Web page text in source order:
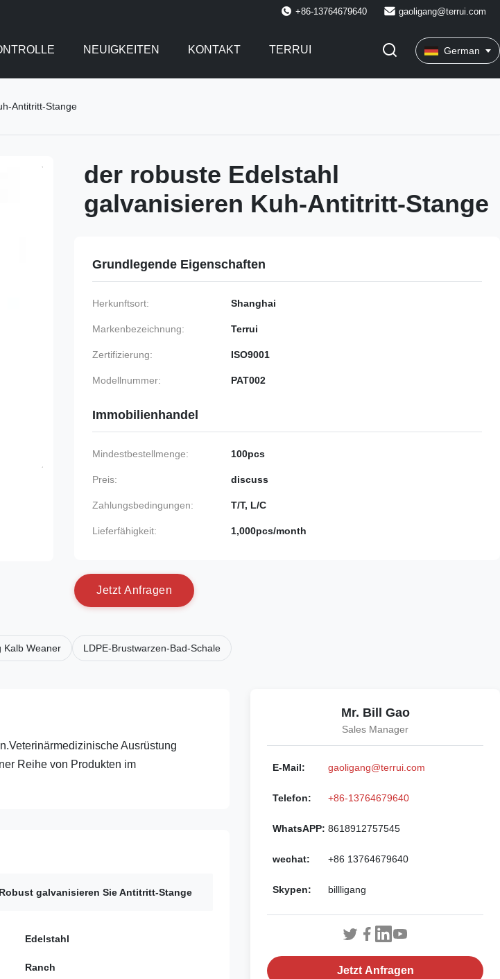
+86-13764679640 gaoligang@terrui.com
NEUIGKEITEN KONTAKT TERRUI German
Antitritt-Stange
der robuste Edelstahl
galvanisieren Kuh-Antitritt-Stange
Grundlegende Eigenschaften
Herkunftsort: Shanghai
Markenbezeichnung: Terrui
Zertifizierung: ISO9001
Modellnummer: PAT002
Immobilienhandel
Mindestbestellmenge: 100pcs
Preis: discuss
Zahlungsbedingungen: T/T, L/C
Lieferfähigkeit: 1,000pcs/month
Jetzt Anfragen
Kalb Weaner LDPE-Brustwarzen-Bad-Schale
Ausrüstung
Reihe von Produkten im
Robust galvanisieren Sie Antitritt-Stange
Edelstahl
Ranch
Mr. Bill Gao
Sales Manager
E-Mail: gaoligang@terrui.com
Telefon: +86-13764679640
WhatsAPP: 8618912757545
wechat: +86 13764679640
Skypen: billligang
Jetzt Anfragen